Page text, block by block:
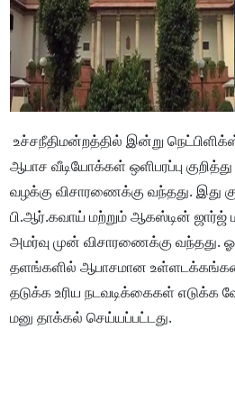
உச்சநீதிமன்றத்தில் இன்று
ஆபாச வீடியோக்கள் ஒளிபரப்பு குறித்து
வழக்கு விசாரணைக்கு வந்தது. இது
பி.ஆர்.கவாய் மற்றும் ஆகஸ்டின்
அமர்வு முன் விசாரணைக்கு வந்தது.
தளங்களில் ஆபாசமான
தடுக்க உரிய நடவடிக்கைகள்
மனு தாக்கல் செய்யப்பட்டது.